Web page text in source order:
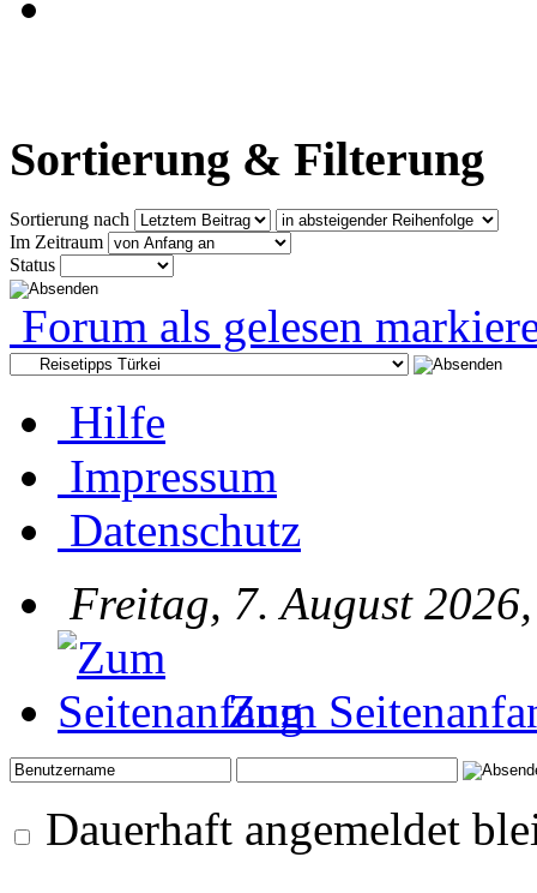
Sortierung & Filterung
Sortierung nach
Im Zeitraum
Status
Forum als gelesen
Hilfe
Impressum
Datenschutz
Freitag, 7. August
Zum
Dauerhaft angemeldet